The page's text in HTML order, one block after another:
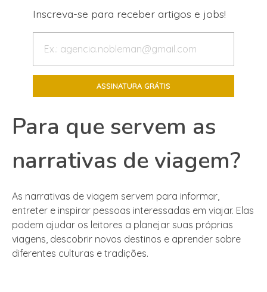
Inscreva-se para receber artigos e jobs!
Para que servem as
narrativas de viagem?
As narrativas de viagem servem para informar,
entreter e inspirar pessoas interessadas em viajar. Elas
podem ajudar os leitores a planejar suas próprias
viagens, descobrir novos destinos e aprender sobre
diferentes culturas e tradições.